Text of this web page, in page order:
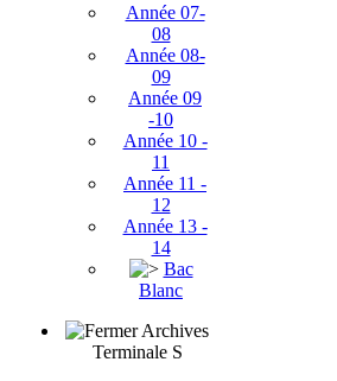
Année 07-
08
Année 08-
09
Année 09
-10
Année 10 -
11
Année 11 -
12
Année 13 -
14
Bac
Blanc
Archives
Terminale S